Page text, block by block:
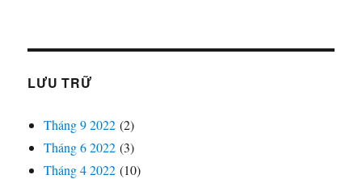
15.000 ₫
LƯU TRỮ
Tháng 9 2022 (2)
Tháng 6 2022 (3)
Tháng 4 2022 (10)